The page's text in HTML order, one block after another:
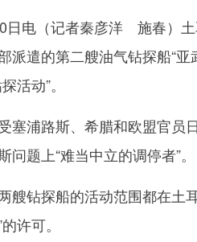
电（记者秦彦洋 施春）土
派遣的第二艘油气钻探船“
活动”。
浦路斯、希腊和欧盟官员
题上“难当中立的调停者”。
钻探船的活动范围都在土
许可。